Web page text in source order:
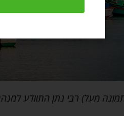
מעל) רבי נתן התוודע